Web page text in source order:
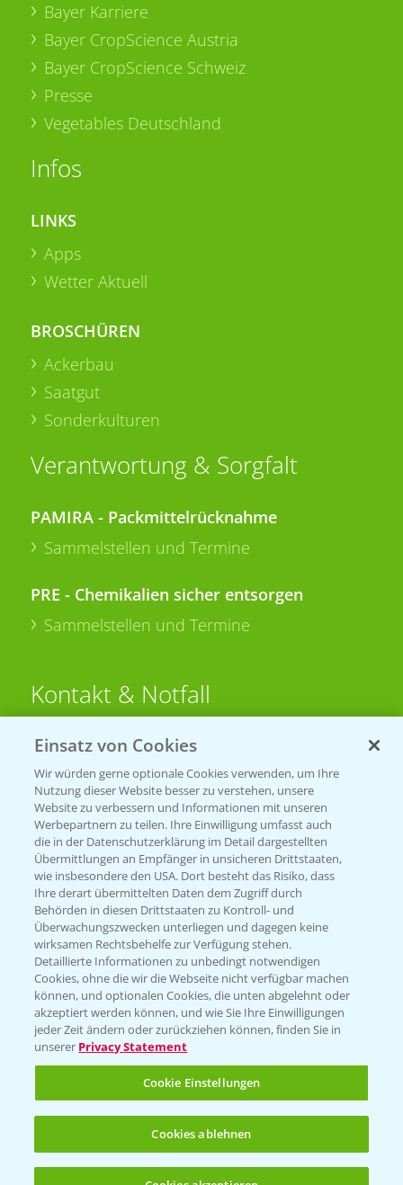
Bayer Karriere
Bayer CropScience Austria
Bayer CropScience Schweiz
Presse
Vegetables Deutschland
Infos
LINKS
Apps
Wetter Aktuell
BROSCHÜREN
Ackerbau
Saatgut
Sonderkulturen
Verantwortung & Sorgfalt
PAMIRA - Packmittelrücknahme
Sammelstellen und Termine
PRE - Chemikalien sicher entsorgen
Sammelstellen und Termine
Kontakt & Notfall
Beratung auf WhatsApp
T.+49 (0)174 346 564 1
KONTAKT
Hilfe in Notfällen
T.+49 (0)214/30-20220
Folgen Sie uns
Einsatz von Cookies
Wir würden gerne optionale Cookies verwenden, um Ihre
Nutzung dieser Website besser zu verstehen, unsere
Website zu verbessern und Informationen mit unseren
Werbepartnern zu teilen. Ihre Einwilligung umfasst auch
die in der Datenschutzerklärung im Detail dargestellten
Übermittlungen an Empfänger in unsicheren Drittstaaten,
wie insbesondere den USA. Dort besteht das Risiko, dass
Ihre derart übermittelten Daten dem Zugriff durch
Behörden in diesen Drittstaaten zu Kontroll- und
Überwachungszwecken unterliegen und dagegen keine
wirksamen Rechtsbehelfe zur Verfügung stehen.
Detaillierte Informationen zu unbedingt notwendigen
Cookies, ohne die wir die Webseite nicht verfügbar machen
können, und optionalen Cookies, die unten abgelehnt oder
akzeptiert werden können, und wie Sie Ihre Einwilligungen
jeder Zeit ändern oder zurückziehen können, finden Sie in
unserer Privacy Statement
Cookie Einstellungen
Cookies ablehnen